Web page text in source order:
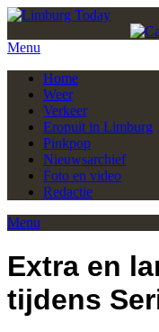
Menu
Home
Weer
Verkeer
Eropuit in Limburg
Pinkpop
Nieuwsarchief
Foto en video
Redactie
Menu
Extra en
tijdens